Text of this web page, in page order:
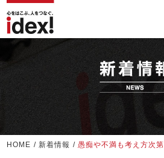
HOME /新着情報 /愚痴や不満も考え方次第